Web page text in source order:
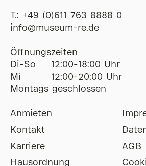
T.: +49 (0)611 763 8888 0
ofni@museum-re de
Öffnungszeiten
Di-So
12:00-18:00 Uhr
Mi
12:00-20:00 Uhr
Montags geschlossen
Anmieten
Kontakt
Karriere
Hausordnung
AGB